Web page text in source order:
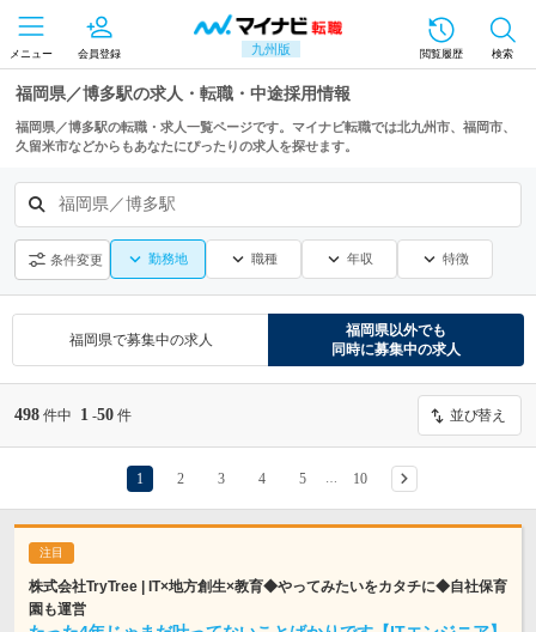
九州版
メニュー 会員登録 閲覧履歴 検索
福岡県／博多駅の求人・転職・中途採用情報
福岡県／博多駅の転職・求人一覧ページです。マイナビ転職では北九州市、福岡市、
久留米市などからもあなたにぴったりの求人を探せます。
福岡県／博多駅
条件変更 勤務地 職種 年収 特徴
福岡県で募集中の求人
福岡県以外でも
同時に募集中の求人
498 件中 1 -50 件 並び替え
1 2 3 4 5 10
株式会社TryTree | IT×地方創生×教育◆やってみたいをカタチに◆自社保育
園も運営